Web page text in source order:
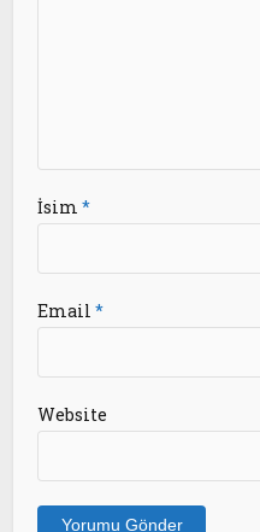
İsim*
Email*
Website